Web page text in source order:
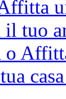
il tuo
o